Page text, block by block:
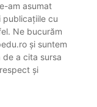
am asumat
publicațiile cu
Ne bucurăm
și suntem
a cita sursa
și